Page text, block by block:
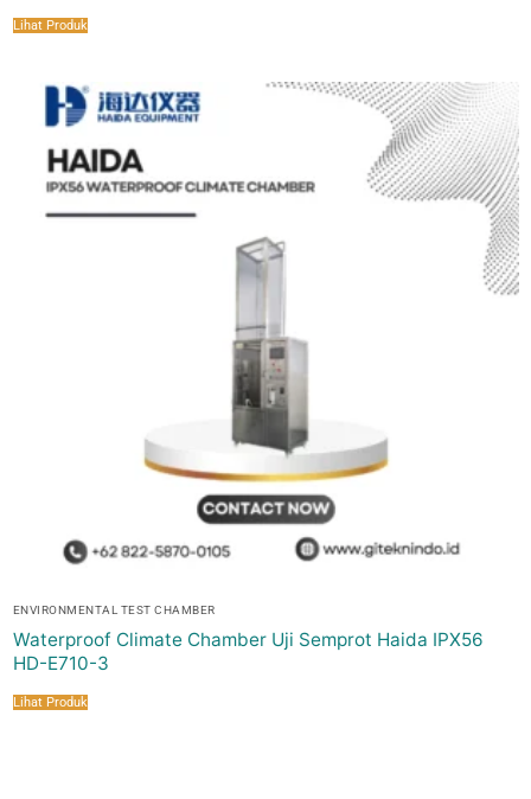
Lihat Produk
ENVIRONMENTAL TEST CHAMBER
Waterproof Climate Chamber Uji Semprot Haida IPX56
HD-E710-3
Lihat Produk